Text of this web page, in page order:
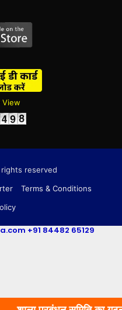
View
reserved
Terms & Conditions
+91 84482 65129